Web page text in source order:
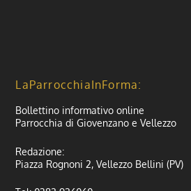
LaParrocchiaInForma:
Bollettino informativo online
Parrocchia di Giovenzano e Vellezzo
Redazione:
Piazza Rognoni 2, Vellezzo Bellini (PV)